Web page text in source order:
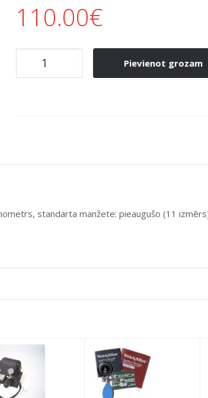
110.00€
Pievienot grozam
standarta manžete: pieaugušo (11